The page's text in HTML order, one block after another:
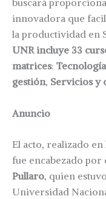
buscará
innovadora que
la productividad en
UNR incluye 33
matrices:
gestión, Servicios y
Anuncio
El acto, realizado
fue encabezado
Pullaro, quien
Universidad